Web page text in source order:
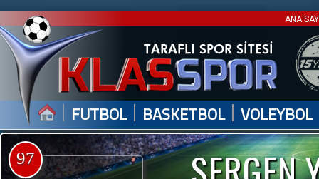
ANA
| FUTBOL | BASKETBOL | VOLEYBOL
97